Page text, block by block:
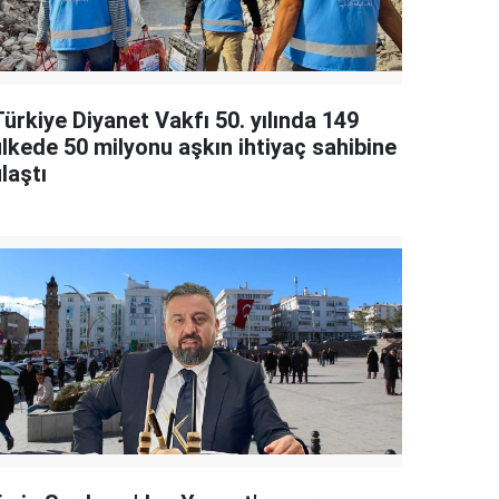
Diyanet Vakfı 50. yılında 149
50 milyonu aşkın ihtiyaç sahibine